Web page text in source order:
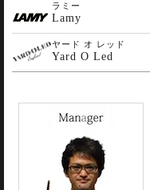
ラミー
Lamy
ヤード オ レッド
Yard O Led